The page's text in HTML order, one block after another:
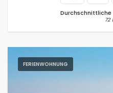
Durchschnittliche
72
FERIENWOHNUNG